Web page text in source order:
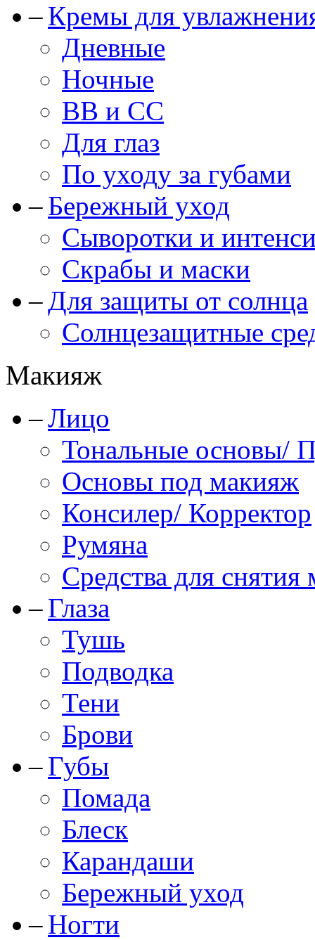
Кремы для
Дневные
Ночные
BB и CC
Для глаз
По уходу за губами
Бережный уход
Сыворотки и
Скрабы и маски
Для защиты от солнца
Солнцезащитные
Макияж
Лицо
Тональные основы/
Основы под макияж
Консилер/ Корректор
Румяна
Средства для снятия
Глаза
Тушь
Подводка
Тени
Брови
Губы
Помада
Блеск
Карандаши
Бережный уход
Ногти